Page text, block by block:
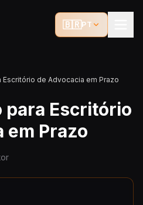
🇧🇷 PT
Escritório de Advocacia em Prazo
para Escritório
em Prazo